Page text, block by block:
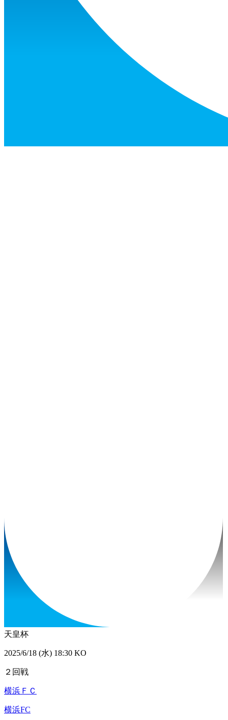
天皇杯
2025/6/18 (水) 18:30 KO
２回戦
横浜ＦＣ
横浜FC